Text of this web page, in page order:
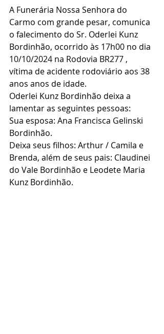
A Funerária Nossa Senhora do
Carmo com grande pesar, comunica
o falecimento do Sr. Oderlei Kunz
Bordinhão, ocorrido às 17h00 no dia
10/10/2024 na Rodovia BR277 ,
vítima de acidente rodoviário aos 38
anos anos de idade.
Oderlei Kunz Bordinhão deixa a
lamentar as seguintes pessoas:
Sua esposa: Ana Francisca Gelinski
Bordinhão.
Deixa seus filhos: Arthur / Camila e
Brenda, além de seus pais: Claudinei
do Vale Bordinhão e Leodete Maria
Kunz Bordinhão.